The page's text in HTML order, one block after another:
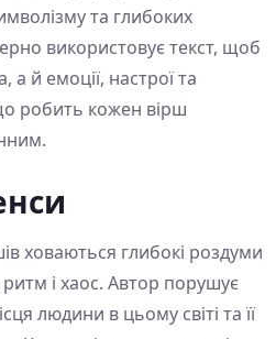
та глибоких
використовує текст, щоб
й емоції, настрої та
робить кожен вірш
ховаються глибокі роздуми
і хаос. Автор порушує
людини в цьому світі та її